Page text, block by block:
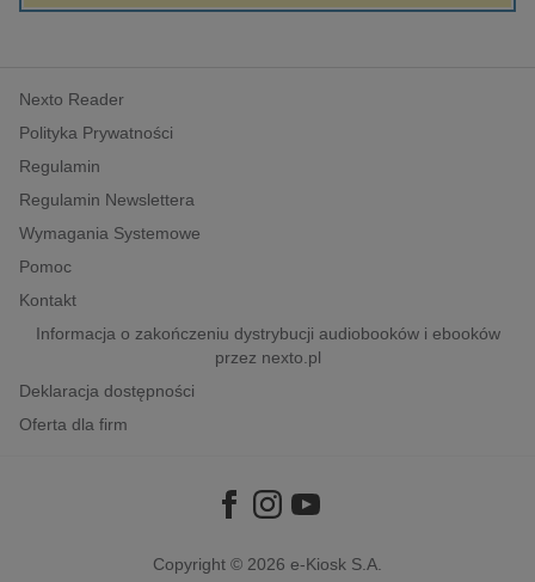
komputery, internet, technologie, informatyka
polityka, społeczno-informacyjne
psychologiczne
inne
popularno-naukowe
historia
Nexto Reader
Polityka Prywatności
Regulamin
Regulamin Newslettera
Wymagania Systemowe
Pomoc
Kontakt
Informacja o zakończeniu dystrybucji audiobooków i ebooków
przez nexto.pl
Deklaracja dostępności
Oferta dla firm
Copyright © 2026 e-Kiosk S.A.